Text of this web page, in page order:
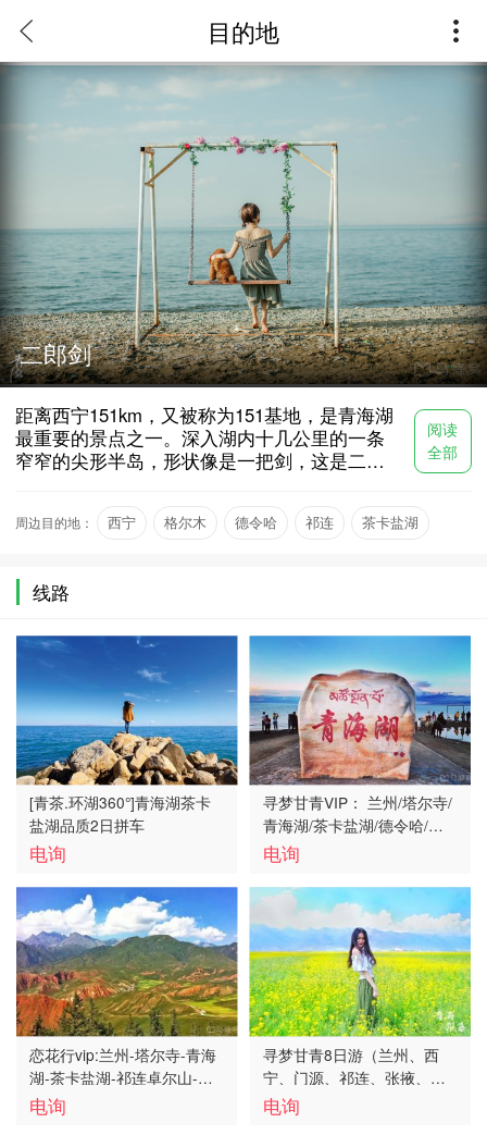
目的地
二郎剑
距离西宁151km，又被称为151基地，是青海湖
最重要的景点之一。深入湖内十几公里的一条
窄窄的尖形半岛，形状像是一把剑，这是二郎
活动合二为一，成为青海湖…
阅读
全部
周边目的地： 西宁 格尔木 德令哈 祁连
茶卡盐湖
线路
[青茶.环湖360°]青海湖茶卡
盐湖品质2日拼车
电询
寻梦甘青VIP： 兰州/塔尔寺/
青海湖/茶卡盐湖/德令哈/翡
翠湖/莫高窟/鸣沙山月牙泉/
嘉峪关/张掖8日游
电询
恋花行vip:兰州-塔尔寺-青海
湖-茶卡盐湖-祁连卓尔山-张
掖七彩丹霞六日游
电询
寻梦甘青8日游（兰州、西
宁、门源、祁连、张掖、嘉
峪关、敦煌、德令哈、茶
卡、青海湖、塔尔寺）
电询
距离西宁151km，又被称为151基地，是青海湖最重要的景
点之一。深入湖内十几公里的一条窄窄的尖形半岛，形状像
是一把剑，这是二郎剑景区名称的由来。生态自然资源和民
间文化活动合二为一，成为青海湖一颗耀眼的明珠。